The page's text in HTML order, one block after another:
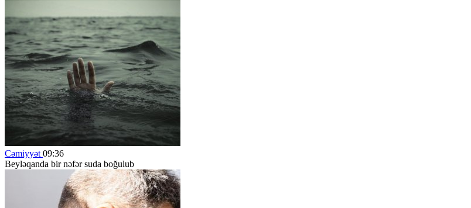
Cəmiyyət 09:36
Beyləqanda bir nəfər suda boğulub